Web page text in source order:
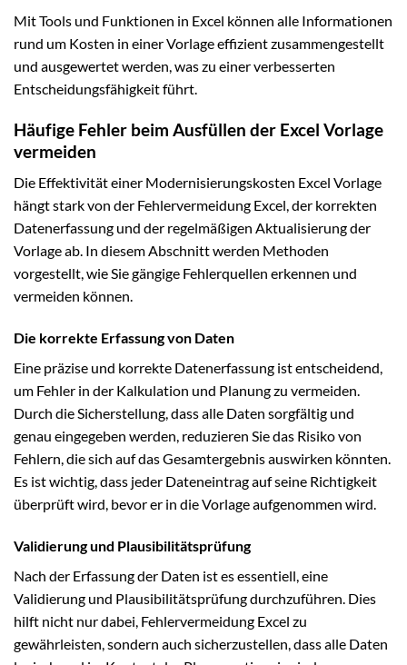
Mit Tools und Funktionen in Excel können alle Informationen
rund um Kosten in einer Vorlage effizient zusammengestellt
und ausgewertet werden, was zu einer verbesserten
Entscheidungsfähigkeit führt.
Häufige Fehler beim Ausfüllen der Excel Vorlage
vermeiden
Die Effektivität einer Modernisierungskosten Excel Vorlage
hängt stark von der Fehlervermeidung Excel, der korrekten
Datenerfassung und der regelmäßigen Aktualisierung der
Vorlage ab. In diesem Abschnitt werden Methoden
vorgestellt, wie Sie gängige Fehlerquellen erkennen und
vermeiden können.
Die korrekte Erfassung von Daten
Eine präzise und korrekte Datenerfassung ist entscheidend,
um Fehler in der Kalkulation und Planung zu vermeiden.
Durch die Sicherstellung, dass alle Daten sorgfältig und
genau eingegeben werden, reduzieren Sie das Risiko von
Fehlern, die sich auf das Gesamtergebnis auswirken könnten.
Es ist wichtig, dass jeder Dateneintrag auf seine Richtigkeit
überprüft wird, bevor er in die Vorlage aufgenommen wird.
Validierung und Plausibilitätsprüfung
Nach der Erfassung der Daten ist es essentiell, eine
Validierung und Plausibilitätsprüfung durchzuführen. Dies
hilft nicht nur dabei, Fehlervermeidung Excel zu
gewährleisten, sondern auch sicherzustellen, dass alle Daten